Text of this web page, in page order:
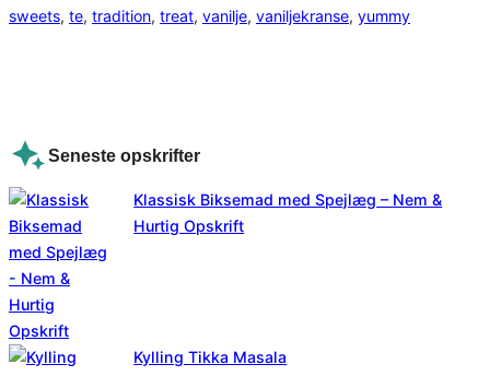
sweets, te, tradition, treat, vanilje, vaniljekranse, yummy
Seneste opskrifter
Klassisk Biksemad med Spejlæg – Nem &
Hurtig Opskrift
Kylling Tikka Masala